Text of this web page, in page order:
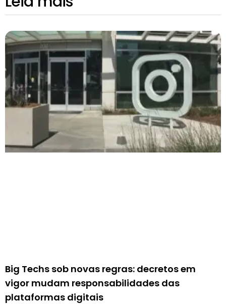
Big Techs sob novas regras: decretos em
vigor mudam responsabilidades das
plataformas digitais